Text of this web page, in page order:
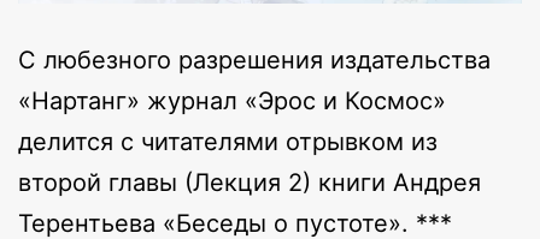
С любезного разрешения издательства
«Нартанг» журнал «Эрос и Космос»
делится с читателями отрывком из
второй главы (Лекция 2) книги Андрея
Терентьева «Беседы о пустоте». ***